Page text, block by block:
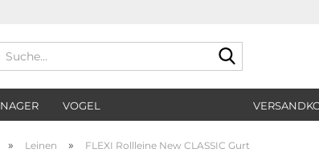
NAGER VOGEL
» Leinen » FLEXI Rollleine New CLASSIC Gurt